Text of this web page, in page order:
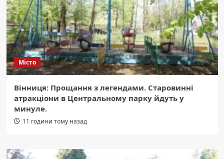
Місто
Вінниця: Прощання з легендами. Старовинні
атракціони в Центральному парку йдуть у
минуле.
11 години тому назад